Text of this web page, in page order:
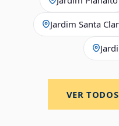
Jardim Santa
VER